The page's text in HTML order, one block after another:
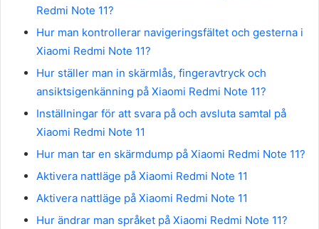
Redmi Note 11?
Hur man kontrollerar navigeringsfältet och gesterna i
Xiaomi Redmi Note 11?
Hur ställer man in skärmlås, fingeravtryck och
ansiktsigenkänning på Xiaomi Redmi Note 11?
Inställningar för att svara på och avsluta samtal på
Xiaomi Redmi Note 11
Hur man tar en skärmdump på Xiaomi Redmi Note 11?
Aktivera nattläge på Xiaomi Redmi Note 11
Aktivera nattläge på Xiaomi Redmi Note 11
Hur ändrar man språket på Xiaomi Redmi Note 11?